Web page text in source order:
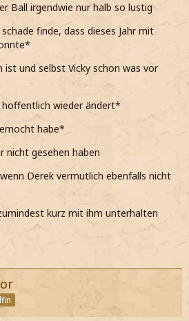
Ball irgendwie nur halb so lustig
finde, dass dieses Jahr mit
ist und selbst Vicky schon was vor
hoffentlich wieder ändert*
habe*
nicht gesehen haben
Derek vermutlich ebenfalls nicht
kurz mit ihm unterhalten